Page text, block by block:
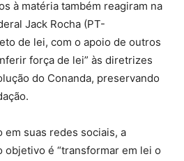
à matéria também reagiram na
Jack Rocha (PT-
de lei, com o apoio de outros
força de lei” às diretrizes
do Conanda, preservando
em suas redes sociais, a
objetivo é “transformar em lei o